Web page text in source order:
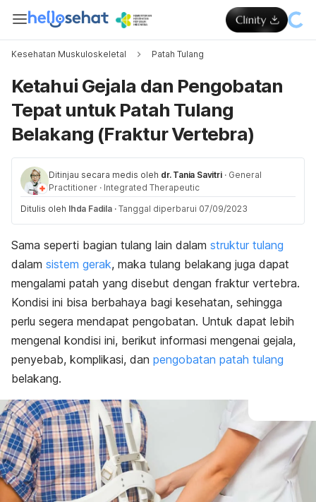
Kesehatan Muskuloskeletal Patah Tulang
Ketahui Gejala dan Pengobatan
Tepat untuk Patah Tulang
Belakang (Fraktur Vertebra)
Ditinjau secara medis oleh dr. Tania Savitri · General
Practitioner · Integrated Therapeutic
Ditulis oleh Ihda Fadila · Tanggal diperbarui 07/09/2023
Sama seperti bagian tulang lain dalam struktur tulang
dalam sistem gerak, maka tulang belakang juga dapat
mengalami patah yang disebut dengan fraktur vertebra.
Kondisi ini bisa berbahaya bagi kesehatan, sehingga
perlu segera mendapat pengobatan. Untuk dapat lebih
mengenal kondisi ini, berikut informasi mengenai gejala,
penyebab, komplikasi, dan pengobatan patah tulang
belakang.